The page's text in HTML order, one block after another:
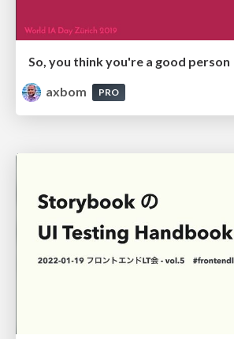
So, you think you're a good person
axbom
PRO